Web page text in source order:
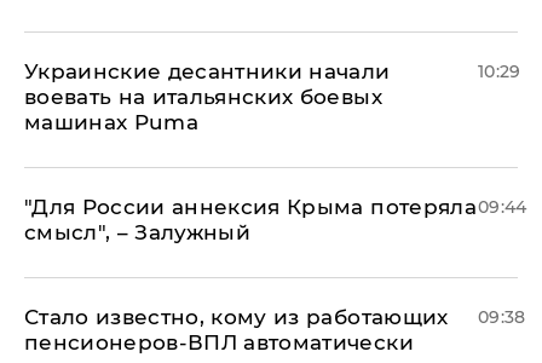
Украинские десантники начали
воевать на итальянских боевых
машинах Puma
10:29
"Для России аннексия Крыма потеряла
смысл", – Залужный
09:44
Стало известно, кому из работающих
пенсионеров-ВПЛ автоматически
09:38